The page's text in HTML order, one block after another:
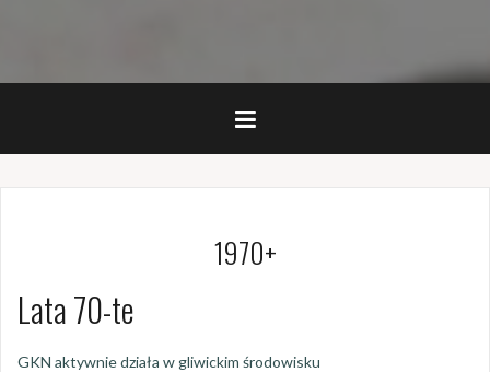
1970+
Lata 70-te
GKN aktywnie działa w gliwickim środowisku